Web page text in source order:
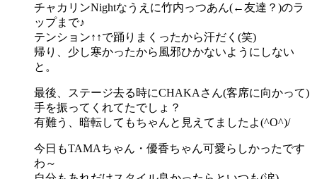
チャカリンNightなうえに竹内っつあん(←友達？)のラ
ップまで♪
テンション↑↑で踊りまくったから汗だく(笑)
帰り、少し寒かったから風邪ひかないようにしない
と。
最後、ステージ去る時にCHAKAさん(客席に向かって)
手を振ってくれてたでしょ？
有難う、暗転してもちゃんと見えてましたよ(^O^)/
今日もTAMAちゃん・優香ちゃん可愛らしかったです
わ～